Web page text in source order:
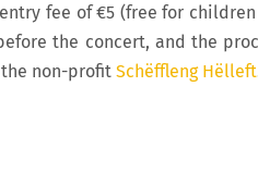
fee of €5 (free for
the concert, and the
non-profit Schëffleng Hëlleft